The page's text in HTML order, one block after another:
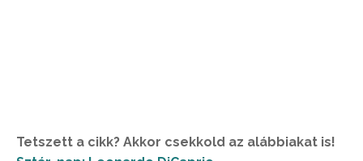
Tetszett a cikk? Akkor csekkold az alábbiakat is!